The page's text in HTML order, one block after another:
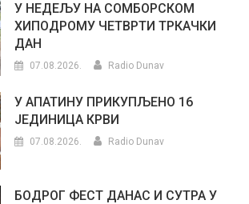
У НЕДЕЉУ НА СОМБОРСКОМ
ХИПОДРОМУ ЧЕТВРТИ ТРКАЧКИ
ДАН
07.08.2026. Radio Dunav
У АПАТИНУ ПРИКУПЉЕНО 16
ЈЕДИНИЦА КРВИ
07.08.2026. Radio Dunav
БОДРОГ ФЕСТ ДАНАС И СУТРА У